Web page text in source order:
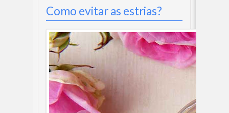
Como evitar as estrias?